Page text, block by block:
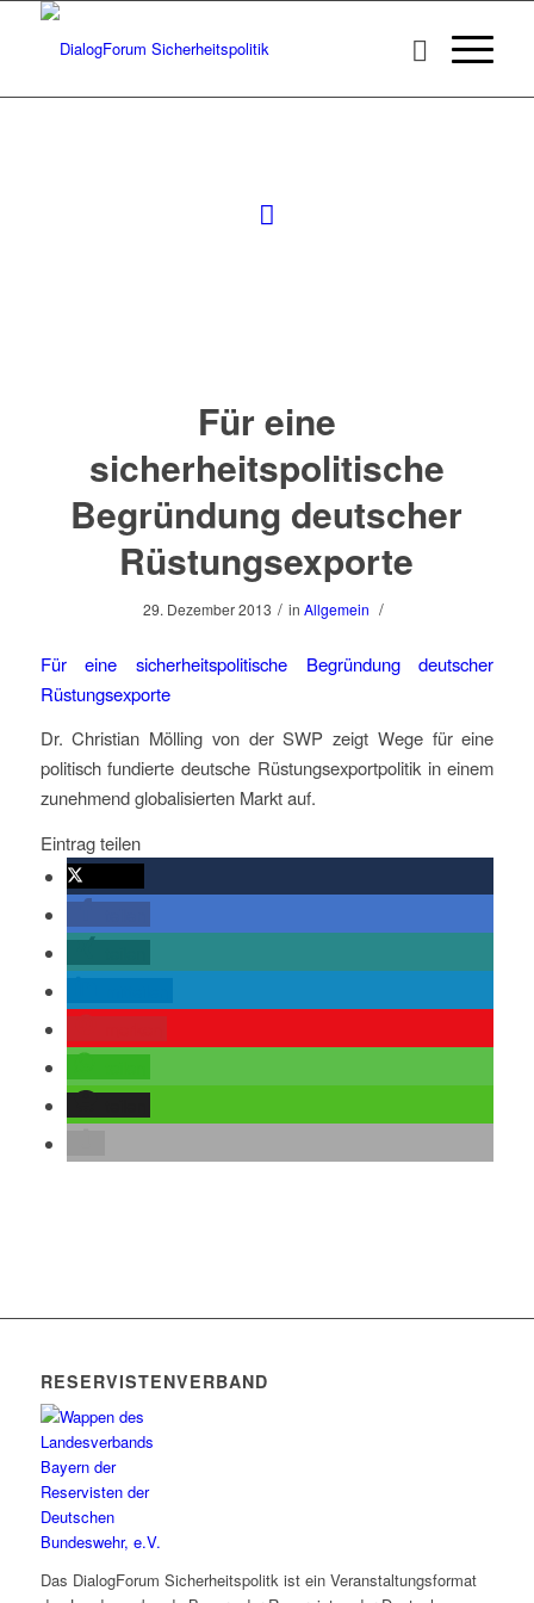
Für eine
sicherheitspolitische
Begründung deutscher
Rüstungsexporte
29. Dezember 2013 / inAllgemein /
Für eine sicherheitspolitische Begründung deutscher
Rüstungsexporte
Dr. Christian Mölling von der SWP zeigt Wege für eine
politisch fundierte deutsche Rüstungsexportpolitik in einem
zunehmend globalisierten Markt auf.
Eintrag teilen
RESERVISTENVERBAND
Das DialogForum Sicherheitspolitk ist ein Veranstaltungsformat